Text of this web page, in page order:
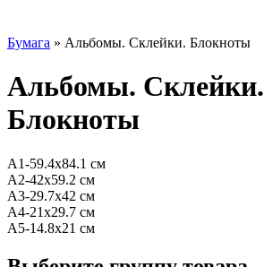
Бумага » Альбомы. Склейки. Блокноты
Альбомы. Склейки.
Блокноты
А1-59.4х84.1 см
А2-42х59.2 см
А3-29.7х42 см
А4-21х29.7 см
А5-14.8х21 см